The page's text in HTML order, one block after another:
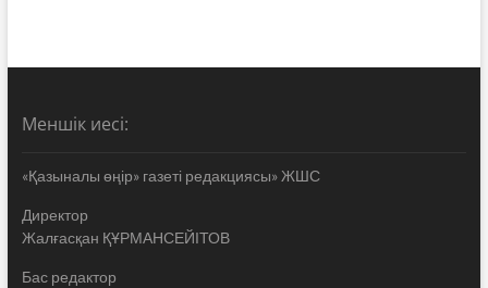
Меншік иесі:
«Қазыналы өңір» газеті редакциясы» ЖШС
Директор
Жалғасқан ҚҰРМАНСЕЙІТОВ
Бас редактор